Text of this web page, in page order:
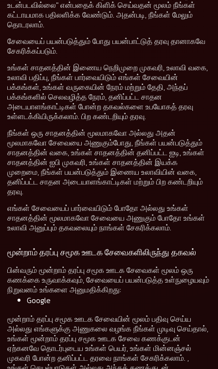
உடன்படவில்லை" என்பதைக் கிளிக் செய்வதன் மூலம் நீங்கள்
கட்டாயமாக பதிலளிக்க வேண்டும். அதன்படி, நீங்கள் மேலும்
தொடரலாம்.
சேவையைப் பயன்படுத்தும் போது பயன்பாட்டுத் தரவு தானாகவே
சேகரிக்கப்படும்.
உங்கள் சாதனத்தின் இணைய நெறிமுறை முகவரி, உலாவி வகை,
உலாவி பதிப்பு, நீங்கள் பார்வையிடும் எங்கள் சேவையின்
பக்கங்கள், உங்கள் வருகையின் நேரம் மற்றும் தேதி, அந்தப்
பக்கங்களில் செலவழித்த நேரம், தனிப்பட்ட சாதன
அடையாளங்காட்டிகள் போன்ற தகவல்களை உபயோகத் தரவு
உள்ளடக்கியிருக்கலாம். பிற கண்டறியும் தரவு.
நீங்கள் ஒரு சாதனத்தின் மூலமாகவோ அல்லது அதன்
மூலமாகவோ சேவையை அணுகும்போது, நீங்கள் பயன்படுத்தும்
சாதனத்தின் வகை, உங்கள் சாதனத்தின் தனிப்பட்ட ஐடி, உங்கள்
சாதனத்தின் ஐபி முகவரி, உங்கள் சாதனத்தின் இயக்க
முறைமை, நீங்கள் பயன்படுத்தும் இணைய உலாவியின் வகை,
தனிப்பட்ட சாதன அடையாளங்காட்டிகள் மற்றும் பிற கண்டறியும்
தரவு.
எங்கள் சேவையைப் பார்வையிடும் போதோ அல்லது உங்கள்
சாதனத்தின் மூலமாகவோ சேவையை அணுகும் போதோ உங்கள்
உலாவி அனுப்பும் தகவலையும் நாங்கள் சேகரிக்கலாம்.
மூன்றாம் தரப்பு சமூக ஊடக சேவைகளிலிருந்து தகவல்
பின்வரும் மூன்றாம் தரப்பு சமூக ஊடக சேவைகள் மூலம் ஒரு
கணக்கை உருவாக்கவும், சேவையைப் பயன்படுத்த உள்நுழையவும்
நிறுவனம் உங்களை அனுமதிக்கிறது:
Google
மூன்றாம் தரப்பு சமூக ஊடக சேவையின் மூலம் பதிவு செய்ய
அல்லது எங்களுக்கு அணுகலை வழங்க நீங்கள் முடிவு செய்தால்,
உங்கள் மூன்றாம் தரப்பு சமூக ஊடக சேவை கணக்குடன்
ஏற்கனவே தொடர்புடைய உங்கள் பெயர், உங்கள் மின்னஞ்சல்
முகவரி போன்ற தனிப்பட்ட தரவை நாங்கள் சேகரிக்கலாம். ,